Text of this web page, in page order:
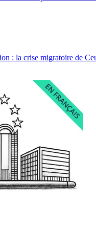
: la crise migratoire de